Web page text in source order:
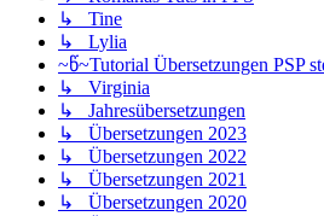
↳ Tine
↳ Lylia
~წ~Tutorial Übersetzungen PSP
↳ Virginia
↳ Jahresübersetzungen
↳ Übersetzungen 2023
↳ Übersetzungen 2022
↳ Übersetzungen 2021
↳ Übersetzungen 2020